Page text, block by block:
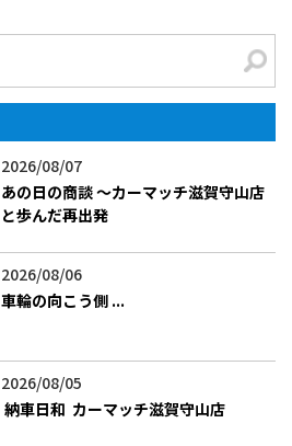
2026/08/07
あの日の商談 〜カーマッチ滋賀守山店
と歩んだ再出発
2026/08/06
車輪の向こう側 ――...
2026/08/05
​ 納車日和 ―― カーマッチ滋賀守山店